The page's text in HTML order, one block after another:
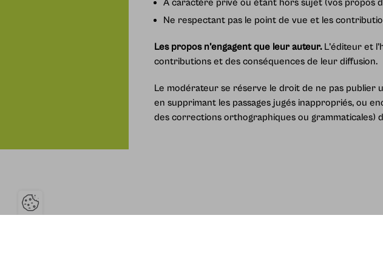
À caractère privé ou étant hors sujet (vos propos
Ne respectant pas le point de vue et les
Les propos n’engagent que leur auteur.L’éditeur et
contributions et des conséquences de leur diffusion.
Le modérateur se réserve le droit de ne pas publier
en supprimant les passages jugés inappropriés, ou
des corrections orthographiques ou grammaticales)
Ouvrir la barre de gestion des cookies